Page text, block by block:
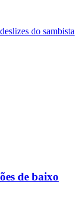
do sambista
de baixo